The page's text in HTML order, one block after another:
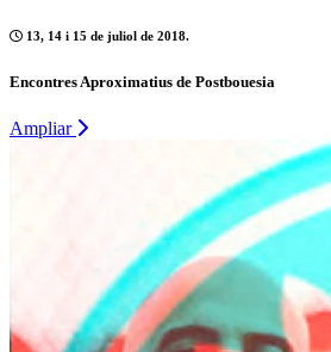
13, 14 i 15 de juliol de 2018.
Encontres Aproximatius de Postbouesia
Ampliar